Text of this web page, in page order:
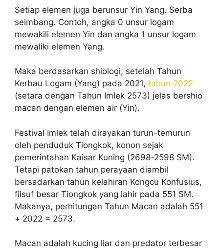
Setiap elemen juga berunsur Yin Yang. Serba
seimbang. Contoh, angka 0 unsur logam
mewakili elemen Yin dan angka 1 unsur logam
mewaliki elemen Yang.
Maka berdasarkan shiologi, setelah Tahun
Kerbau Logam (Yang) pada 2021, tahun 2022
(setara dengan Tahun Imlek 2573) jelas bershio
macan dengan elemen air (Yin).
Festival Imlek telah dirayakan turun-temurun
oleh penduduk Tiongkok, konon sejak
pemerintahan Kaisar Kuning (2698-2598 SM).
Tetapi patokan tahun perayaan diambil
bersadarkan tahun kelahiran Kongcu Konfusius,
filsuf besar Tiongkok yang lahir pada 551 SM.
Makanya, perhitungan Tahun Macan adalah 551
+ 2022 = 2573.
Macan adalah kucing liar dan predator terbesar